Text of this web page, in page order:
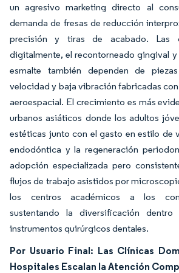
un agresivo marketing directo al
demanda de fresas de reducción
precisión y tiras de acabado. Las
digitalmente, el recontorneado gingival
esmalte también dependen de
velocidad y baja vibración fabricadas
aeroespacial. El crecimiento es más
urbanos asiáticos donde los adultos
estéticas junto con el gasto en estilo de
endodóntica y la regeneración
adopción especializada pero
flujos de trabajo asistidos por
los centros académicos a los
sustentando la diversificación
instrumentos quirúrgicos dentales.
Por Usuario Final: Las Clínicas
Hospitales Escalan la Atención